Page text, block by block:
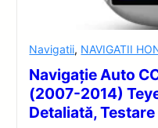
Navigatii, NAVIGATII
Navigație Auto
(2007-2014)
Detaliată,